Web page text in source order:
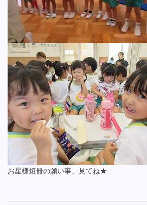
お星様短冊の願い事、見てね★